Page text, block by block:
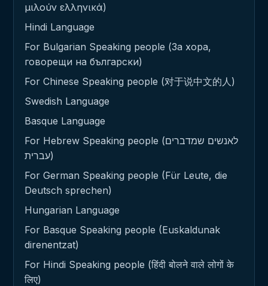
μιλούν ελληνικά)
Hindi Language
For Bulgarian Speaking people (За хора,
говорещи на български)
For Chinese Speaking people (对于说中文的人)
Swedish Language
Basque Language
For Hebrew Speaking people (לאנשים שמדברים
עברית)
For German Speaking people (Für Leute, die
Deutsch sprechen)
Hungarian Language
For Basque Speaking people (Euskaldunak
direnentzat)
For Hindi Speaking people (हिंदी बोलने वाले लोगों के
लिए)